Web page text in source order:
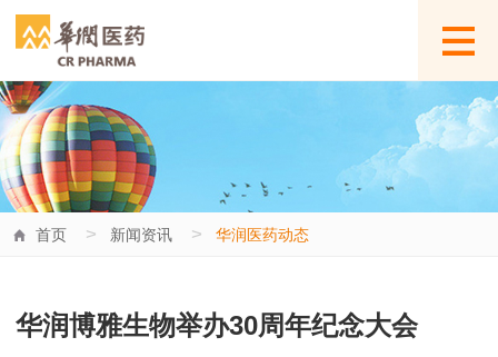
首页 > 新闻资讯 > 华润医药动态
华润博雅生物举办30周年纪念大会